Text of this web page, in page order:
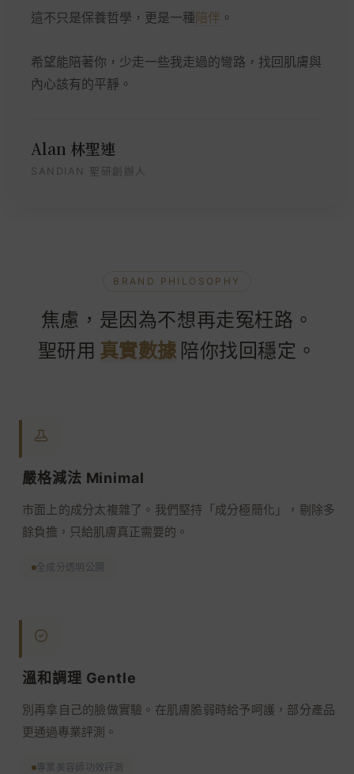
這不只是保養哲學，更是一種陪伴 。
希望能陪著你，少走一些我走過的彎路，找回肌膚與
內心該有的平靜。
Alan 林聖連
SANDIAN 聖研創辦人
BRAND PHILOSOPHY
焦慮，是因為不想再走冤枉路。
聖研用 真實數據 陪你找回穩定。
嚴格減法 Minimal
市面上的成分太複雜了。我們堅持「成分極簡化」，剔除多
餘負擔，只給肌膚真正需要的。
全成分透明公開
溫和調理 Gentle
別再拿自己的臉做實驗。在肌膚脆弱時給予呵護，部分產品
更通過專業評測。
專業美容師功效評測